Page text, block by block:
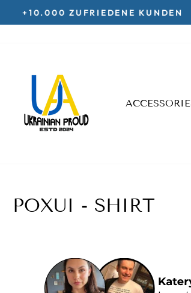
Pause
ZUFRIEDENE KUNDEN
POXUI - SHIRT